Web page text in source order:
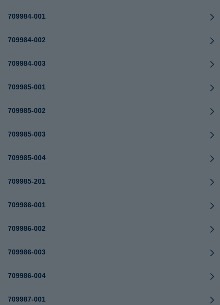
709984-001
709984-002
709984-003
709985-001
709985-002
709985-003
709985-004
709985-201
709986-001
709986-002
709986-003
709986-004
709987-001